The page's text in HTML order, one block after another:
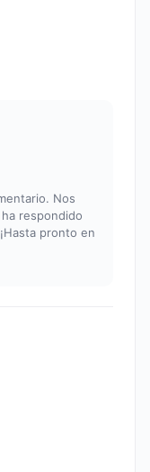
Nos
respondido
pronto en